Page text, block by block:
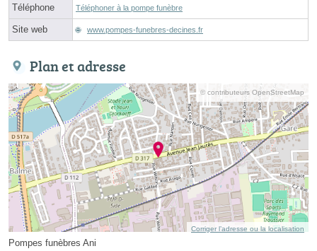
Téléphone Téléphoner à la pompe funèbre
Site web www.pompes-funebres-decines.fr
Plan et adresse
© contributeurs OpenStreetMap
Corriger l’adresse ou la localisation
Pompes funèbres Ani